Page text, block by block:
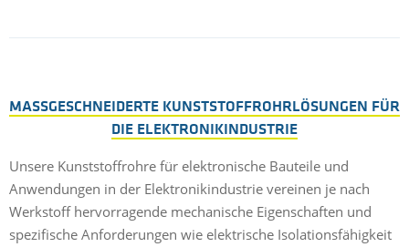
MASSGESCHNEIDERTE KUNSTSTOFFROHRLÖSUNGEN FÜR
DIE ELEKTRONIKINDUSTRIE
Unsere Kunststoffrohre für elektronische Bauteile und
Anwendungen in der Elektronikindustrie vereinen je nach
Werkstoff hervorragende mechanische Eigenschaften und
spezifische Anforderungen wie elektrische Isolationsfähigkeit